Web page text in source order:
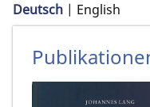
Deutsch English